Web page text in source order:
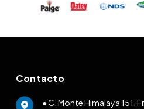
Contacto
● C. Monte Himalaya 151,